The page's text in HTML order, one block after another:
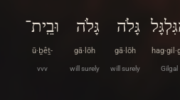
Gilgal
גָּלֹה
gā·lōh
will surely
גָּלֹה
gā·lōh
will surely
וּבֵֽית־
ū·ḇêṯ-
vvv